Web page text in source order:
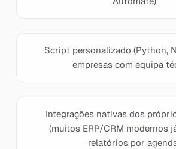
Script personalizado (Python,
empresas com equipa
Integrações nativas dos
(muitos ERP/CRM modernos
relatórios por